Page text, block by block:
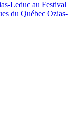
Leduc au Festival
du Québec Ozias-